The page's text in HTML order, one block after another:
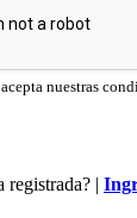
nuestras
registrada? |